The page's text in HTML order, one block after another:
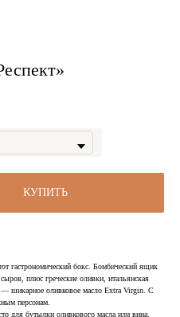
КУПИТЬ
гастрономический бокс. Бомбический ящик
плюс греческие оливки, итальянская
— шикарное оливковое масло Extra Virgin. С
персонам.
для бутылки оливкового масла или вина.